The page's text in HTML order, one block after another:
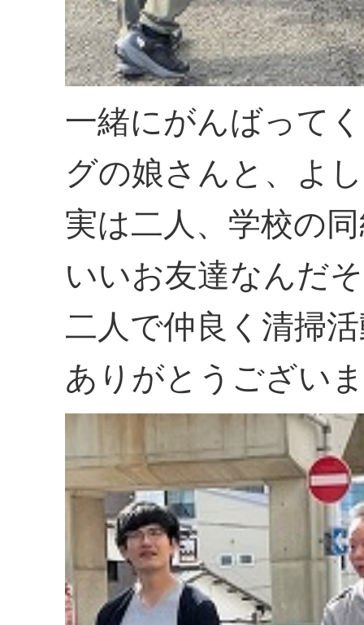
一緒にがんばって
グの娘さんと、よ
実は二人、学校の
いいお友達なんだ
二人で仲良く清掃
ありがとうござい